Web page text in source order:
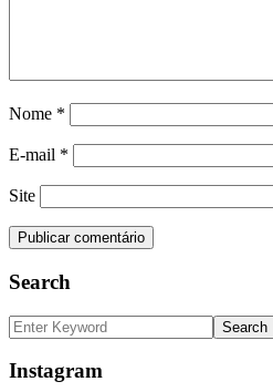
Nome *
E-mail *
Site
Search
Instagram